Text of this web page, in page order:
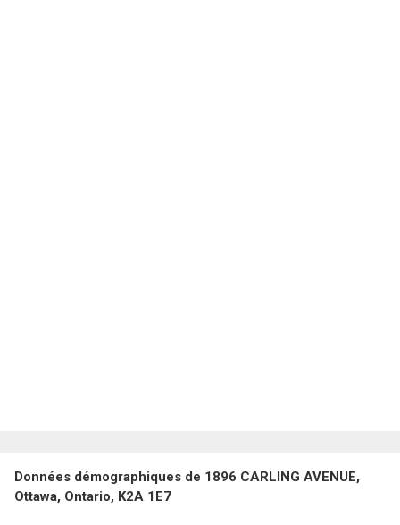
Données démographiques de 1896 CARLING AVENUE,
Ottawa, Ontario, K2A 1E7